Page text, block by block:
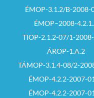
tájékoztatást kap a
feltételeiről és
– Eredménytelen az
árverés, ha azon nem
tettek vételi ajánlatot
vagy az árverés
győztese, illetve az
írásban értesített
ÉMOP-3.1.2/B-2008-
ÉMOP–2008-
TIOP-2.1.2-07/1-
ÁROP-1.A.2
TÁMOP-3.1.4-08/2-
ÉMOP-4.2.2-2007-
ÉMOP-4.2.2-2007-